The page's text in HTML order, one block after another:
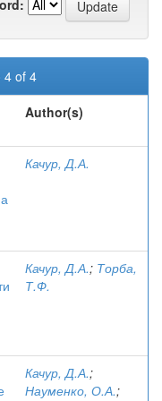
4 of 4
Author(s)
Качур, Д.А.
Качур, Д.А.; Торба,
Т.Ф.
Качур, Д.А.;
Науменко, О.А.;